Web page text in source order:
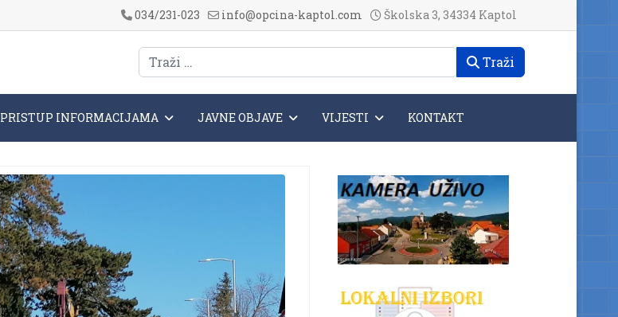
034/231-023 info@opcina-kaptol.com Školska 3, 34334 Kaptol
Traži
PRISTUP INFORMACIJAMA JAVNE OBJAVE VIJESTI KONTAKT